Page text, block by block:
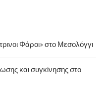
Φάροι» στο Μεσολόγγι
και συγκίνησης στο